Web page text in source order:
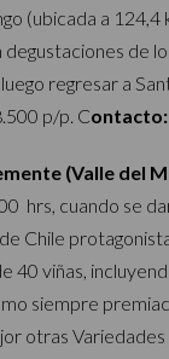
(ubicada a
de
regresar a
p/p. Contacto:
(Valle del
hrs, cuando se
Chile
40 viñas,
siempre
otras